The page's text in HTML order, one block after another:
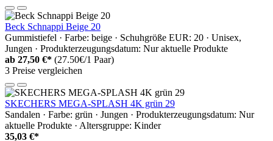
Beck Schnappi Beige 20
Gummistiefel · Farbe: beige · Schuhgröße EUR: 20 · Unisex,
Jungen · Produkterzeugungsdatum: Nur aktuelle Produkte
ab 27,50 €* (27.50€/1 Paar)
3 Preise vergleichen
SKECHERS MEGA-SPLASH 4K grün 29
Sandalen · Farbe: grün · Jungen · Produkterzeugungsdatum: Nur
aktuelle Produkte · Altersgruppe: Kinder
35,03 €*